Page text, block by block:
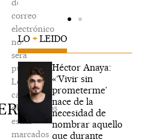
de
correo
electrónico
no
será
publicada.
Los
campos
obligatorios
están
marcados
LO + LEIDO
Héctor Anaya:
«‘Vivir sin
prometerme’
nace de la
necesidad de
nombrar aquello
que durante